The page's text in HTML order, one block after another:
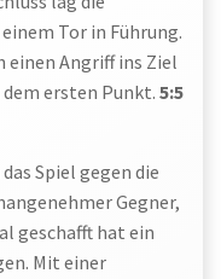
Tor in Führung.
einen Angriff ins Ziel
ersten Punkt. 5:5
Spiel gegen die
Gegner,
geschafft hat ein
Mit einer